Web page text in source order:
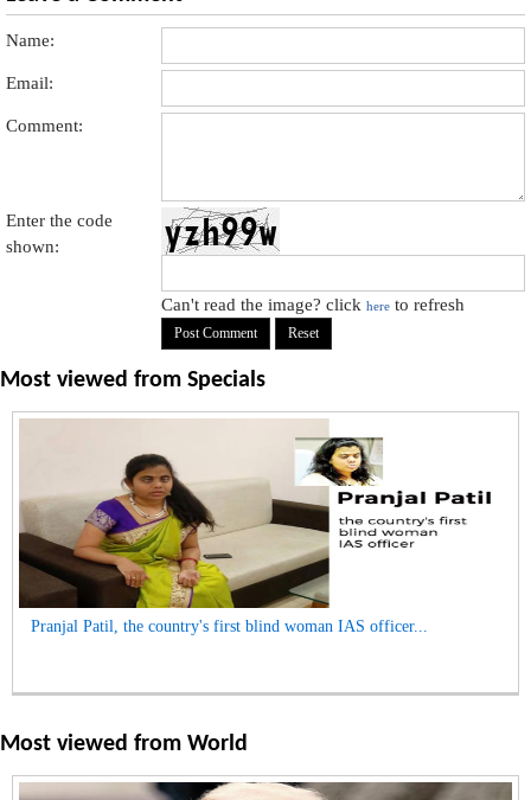
Name:
Email:
Comment:
Enter the code
shown:
Can't read the image? clickhere to refresh
Most viewed from Specials
Pranjal Patil, the country's first blind woman IAS officer...
Most viewed from World